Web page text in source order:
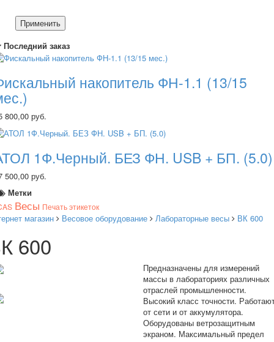
Применить
Последний заказ
накопитель ФН-1.1 (13/15
800,00 руб.
1Ф.Черный. БЕЗ ФН. USB + БП. (5.0)
500,00 руб.
Метки
Весы Печать этикеток
магазин Весовое оборудование Лабораторные весы ВК 600
600
Предназначены для измерений
массы в лабораториях различных
отраслей промышленности.
Высокий класс точности.
от сети и от аккумулятора.
Оборудованы ветрозащитным
экраном. Максимальный предел